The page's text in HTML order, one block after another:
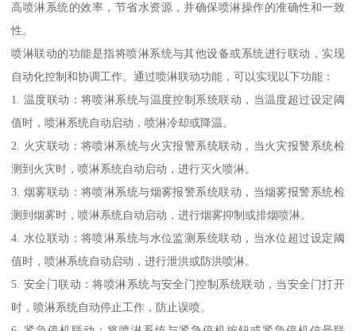
高喷淋系统的效率，节省水资源，并确保喷淋操作的准确性和一致
性。
喷淋联动的功能是指将喷淋系统与其他设备或系统进行联动，实现
自动化控制和协调工作。通过喷淋联动功能，可以实现以下功能：
1. 温度联动：将喷淋系统与温度控制系统联动，当温度超过设定阈
值时，喷淋系统自动启动，喷淋冷却或降温。
2. 火灾联动：将喷淋系统与火灾报警系统联动，当火灾报警系统检
测到火灾时，喷淋系统自动启动，进行灭火喷淋。
3. 烟雾联动：将喷淋系统与烟雾报警系统联动，当烟雾报警系统检
测到烟雾时，喷淋系统自动启动，进行烟雾抑制或排烟喷淋。
4. 水位联动：将喷淋系统与水位监测系统联动，当水位超过设定阈
值时，喷淋系统自动启动，进行泄洪或防洪喷淋。
5. 安全门联动：将喷淋系统与安全门控制系统联动，当安全门打开
时，喷淋系统自动停止工作，防止误喷。